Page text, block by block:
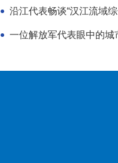
沿江代表畅谈“汉江流域
一位解放军代表眼中的城